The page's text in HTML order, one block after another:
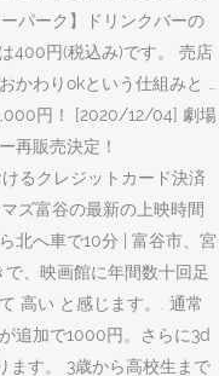
パーク】ドリンクバーの
400円(税込み)です。 売店
かわりokという仕組みと …
円！ [2020/12/04] 劇場
再販売決定！
るクレジットカード決済
ズ富谷の最新の上映時間
北へ車で10分 | 富谷市、宮
、映画館に年間数十回足
高い と感じます。. 通常
追加で1000円。さらに3d
ます。 3歳から高校生まで